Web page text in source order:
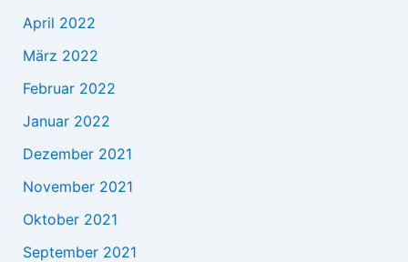
April 2022
März 2022
Februar 2022
Januar 2022
Dezember 2021
November 2021
Oktober 2021
September 2021